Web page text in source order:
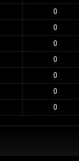
0
0
0
0
0
0
0